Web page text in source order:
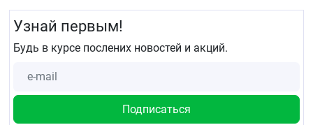
Узнай первым!
Будь в курсе послених новостей и акций.